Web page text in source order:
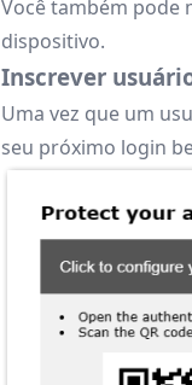
Você também pode
dispositivo.
Inscrever
Uma vez que um
seu próximo login